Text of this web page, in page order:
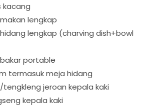
kacang
lengkap
lengkap (charving dish+bowl
portable
termasuk meja hidang
tengkleng jeroan kepala kaki
kepala kaki